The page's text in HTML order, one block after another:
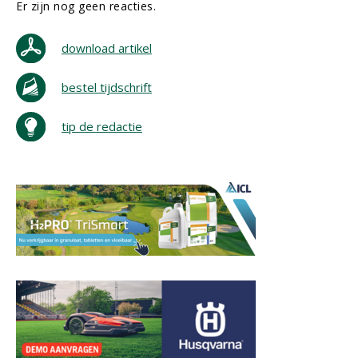
Er zijn nog geen reacties.
download artikel
bestel tijdschrift
tip de redactie